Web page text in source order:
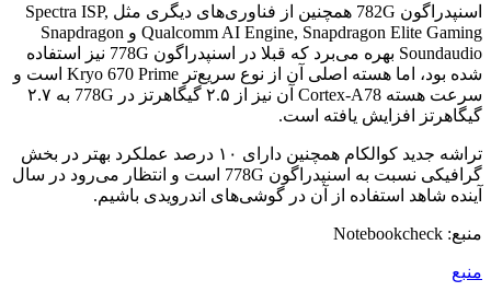
اسنپدراگون 782G همچنین از فناوری‌های دیگری مثل Spectra ISP,
Qualcomm AI Engine, Snapdragon Elite Gaming و Snapdragon
Soundaudio بهره می‌برد که قبلا در اسنپدراگون 778G نیز استفاده
شده بود، اما هسته اصلی آن از نوع سریع‌تر Kryo 670 Prime است و
سرعت هسته Cortex-A78 آن نیز از ۲.۵ گیگاهرتز در 778G به ۲.۷
گیگاهرتز افزایش یافته است.
تراشه جدید کوالکام همچنین دارای ۱۰ درصد عملکرد بهتر در بخش
گرافیکی نسبت به اسنپدراگون 778G است و انتظار می‌رود در سال
آینده شاهد استفاده از آن در گوشی‌های اندرویدی باشیم.
منبع: Notebookcheck
منبع